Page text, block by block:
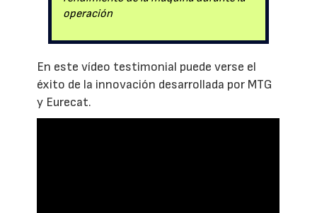
operación
En este vídeo testimonial puede verse el
éxito de la innovación desarrollada por MTG
y Eurecat.